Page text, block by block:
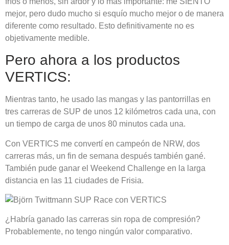
mejor, pero dudo mucho si esquío mucho mejor o de manera
diferente como resultado. Esto definitivamente no es
objetivamente medible.
Pero ahora a los productos
VERTICS:
Mientras tanto, he usado las mangas y las pantorrillas en
tres carreras de SUP de unos 12 kilómetros cada una, con
un tiempo de carga de unos 80 minutos cada una.
Con VERTICS me convertí en campeón de NRW, dos
carreras más, un fin de semana después también gané.
También pude ganar el Weekend Challenge en la larga
distancia en las 11 ciudades de Frisia.
¿Habría ganado las carreras sin ropa de compresión?
Probablemente, no tengo ningún valor comparativo.